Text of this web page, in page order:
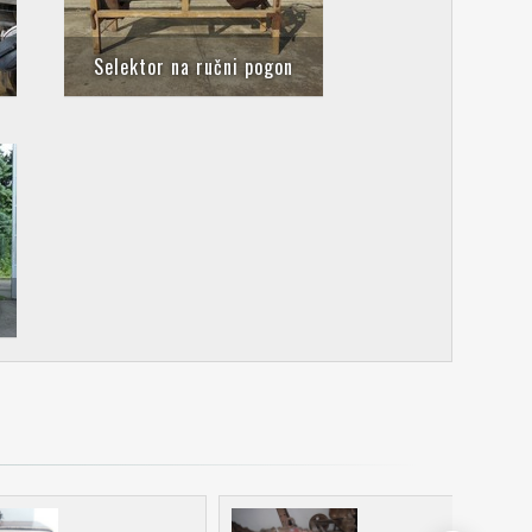
Selektor na ručni pogon